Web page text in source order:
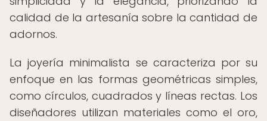
calidad de la artesanía sobre la cantidad de
adornos.
La joyería minimalista se caracteriza por su
enfoque en las formas geométricas simples,
como círculos, cuadrados y líneas rectas. Los
diseñadores utilizan materiales como el oro,